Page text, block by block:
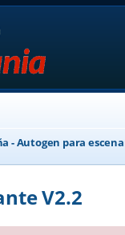
- Autogen para
V2.2